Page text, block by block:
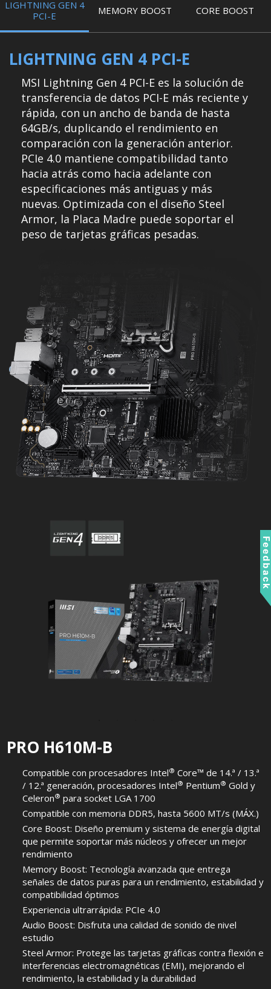
LIGHTNING GEN 4
PCI-E
MEMORY BOOST CORE BOOST
LIGHTNING GEN 4 PCI-E
MSI Lightning Gen 4 PCI-E es la solución de
transferencia de datos PCI-E más reciente y
rápida, con un ancho de banda de hasta
64GB/s, duplicando el rendimiento en
comparación con la generación anterior.
PCIe 4.0 mantiene compatibilidad tanto
hacia atrás como hacia adelante con
especificaciones más antiguas y más
nuevas. Optimizada con el diseño Steel
Armor, la Placa Madre puede soportar el
peso de tarjetas gráficas pesadas.
PRO H610M-B
Compatible con procesadores Intel® Core™ de 14.ª / 13.ª
/ 12.ª generación, procesadores Intel® Pentium® Gold y
Celeron® para socket LGA 1700
Compatible con memoria DDR5, hasta 5600 MT/s (MÁX.)
Core Boost: Diseño premium y sistema de energía digital
que permite soportar más núcleos y ofrecer un mejor
rendimiento
Memory Boost: Tecnología avanzada que entrega
señales de datos puras para un rendimiento, estabilidad y
compatibilidad óptimos
Experiencia ultrarrápida: PCIe 4.0
Audio Boost: Disfruta una calidad de sonido de nivel
estudio
Steel Armor: Protege las tarjetas gráficas contra flexión e
interferencias electromagnéticas (EMI), mejorando el
rendimiento, la estabilidad y la durabilidad